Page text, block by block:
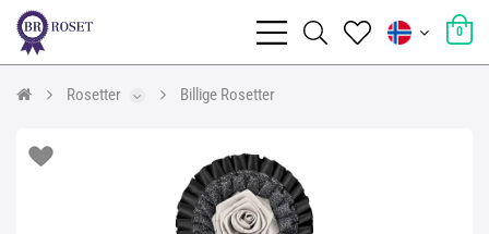
0
Rosetter Billige Rosetter